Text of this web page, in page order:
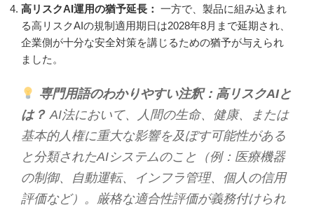
高リスクAI運用の猶予延長： 一方で、製品に組み込まれ
る高リスクAIの規制適用期日は2028年8月まで延期され、
企業側が十分な安全対策を講じるための猶予が与えられ
ました。
専門用語のわかりやすい注釈：高リスクAIと
は？ AI法において、人間の生命、健康、または
基本的人権に重大な影響を及ぼす可能性がある
と分類されたAIシステムのこと（例：医療機器
の制御、自動運転、インフラ管理、個人の信用
評価など）。厳格な適合性評価が義務付けられ